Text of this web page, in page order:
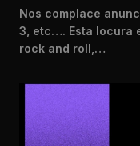
Nos complace
3, etc…. Esta locura
rock and roll,…